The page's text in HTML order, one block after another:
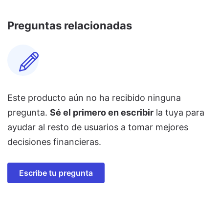
Preguntas relacionadas
Este producto aún no ha recibido ninguna
pregunta. Sé el primero en escribir la tuya para
ayudar al resto de usuarios a tomar mejores
decisiones financieras.
Escribe tu pregunta